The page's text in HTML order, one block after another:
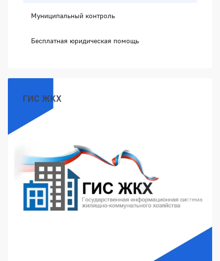
Муниципальный контроль
Бесплатная юридическая помощь
ГИС ЖКХ